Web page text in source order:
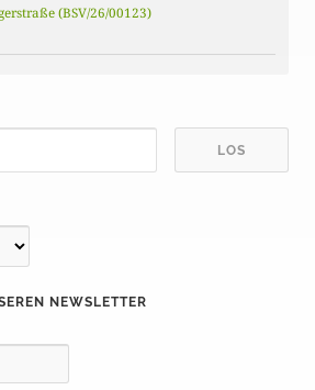
(BSV/26/00123)
NEWSLETTER